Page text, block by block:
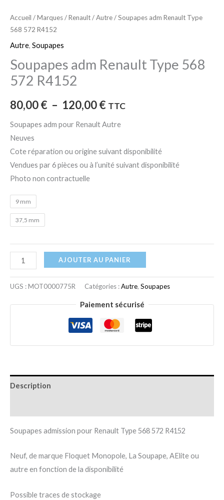
Accueil /Marques/Renault/Autre/ Soupapes adm Renault Type
568 572 R4152
Autre, Soupapes
Soupapes adm Renault Type 568
572 R4152
80,00€ – 120,00€ TTC
Soupapes adm pour Renault Autre
Neuves
Cote réparation ou origine suivant disponibilité
Vendues par 6 pièces ou à l’unité suivant disponibilité
Photo non contractuelle
9 mm
37,5 mm
AJOUTER AU PANIER
UGS :MOT0000775R Catégories :Autre, Soupapes
Paiement sécurisé
Description
Soupapes admission pour Renault Type 568 572 R4152
Neuf, de marque Floquet Monopole, La Soupape, AElite ou
autre en fonction de la disponibilité
Possible traces de stockage